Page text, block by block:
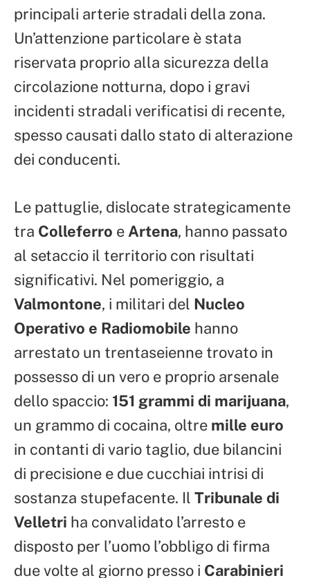
principali arterie stradali della zona.
Un’attenzione particolare è stata
riservata proprio alla sicurezza della
circolazione notturna, dopo i gravi
incidenti stradali verificatisi di recente,
spesso causati dallo stato di alterazione
dei conducenti.
Le pattuglie, dislocate strategicamente
tra Colleferro eArtena, hanno passato
al setaccio il territorio con risultati
significativi. Nel pomeriggio, a
Valmontone, i militari del Nucleo
Operativo e Radiomobile hanno
arrestato un trentaseienne trovato in
possesso di un vero e proprio arsenale
dello spaccio: 151 grammi di marijuana,
un grammo di cocaina, oltre mille euro
in contanti di vario taglio, due bilancini
di precisione e due cucchiai intrisi di
sostanza stupefacente. Il Tribunale di
Velletri ha convalidato l’arresto e
disposto per l’uomo l’obbligo di firma
due volte al giorno presso i Carabinieri